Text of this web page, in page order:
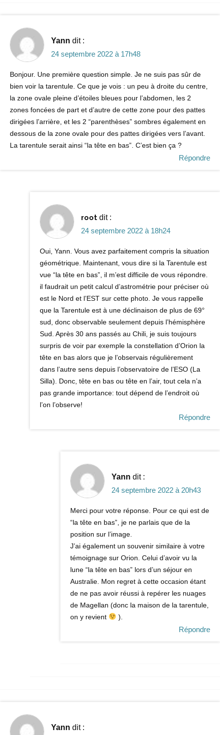
Yann dit :
24 septembre 2022 à 17h48
Bonjour. Une première question simple. Je ne suis pas sûr de
bien voir la tarentule. Ce que je vois : un peu à droite du centre,
la zone ovale pleine d’étoiles bleues pour l’abdomen, les 2
zones foncées de part et d’autre de cette zone pour des pattes
dirigées l’arrière, et les 2 “parenthèses” sombres également en
dessous de la zone ovale pour des pattes dirigées vers l’avant.
La tarentule serait ainsi “la tête en bas”. C’est bien ça ?
Répondre
root dit :
24 septembre 2022 à 18h24
Oui, Yann. Vous avez parfaitement compris la situation
géométrique. Maintenant, vous dire si la Tarentule est
vue “la tête en bas”, il m’est difficile de vous répondre.
il faudrait un petit calcul d’astrométrie pour préciser où
est le Nord et l’EST sur cette photo. Je vous rappelle
que la Tarentule est à une déclinaison de plus de 69°
sud, donc observable seulement depuis l’hémisphère
Sud. Après 30 ans passés au Chili, je suis toujours
surpris de voir par exemple la constellation d’Orion la
tête en bas alors que je l’observais régulièrement
dans l’autre sens depuis l’observatoire de l’ESO (La
Silla). Donc, tête en bas ou tête en l’air, tout cela n’a
pas grande importance: tout dépend de l’endroit où
l’on l’observe!
Répondre
Yann dit :
24 septembre 2022 à 20h43
Merci pour votre réponse. Pour ce qui est de
“la tête en bas”, je ne parlais que de la
position sur l’image.
J’ai également un souvenir similaire à votre
témoignage sur Orion. Celui d’avoir vu la
lune “la tête en bas” lors d’un séjour en
Australie. Mon regret à cette occasion étant
de ne pas avoir réussi à repérer les nuages
de Magellan (donc la maison de la tarentule,
on y revient
).
Répondre
Yann dit :